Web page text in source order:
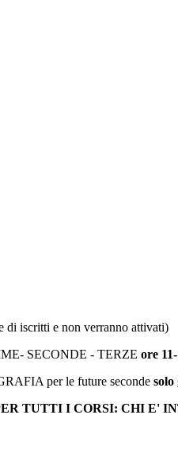
di iscritti e non verranno attivati)
SECONDE - TERZE ore
per le future seconde solo
TUTTI I CORSI: CHI E'